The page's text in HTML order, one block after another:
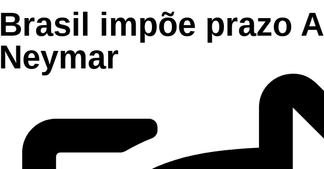
Brasil impõe prazo A
Neymar